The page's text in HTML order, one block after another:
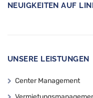
NEUIGKEITEN AUF
UNSERE LEISTUNGEN
Center Management